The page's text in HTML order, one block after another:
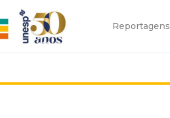
Reportagens